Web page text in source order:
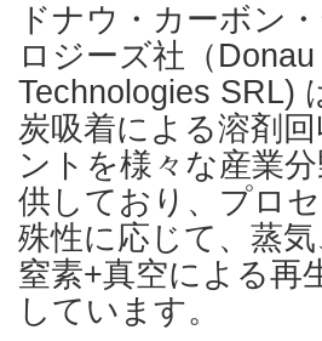
ドナウ・カーボン
ロジーズ社（
Technologies SRL)
炭吸着による溶剤回
ントを様々な産業
供しており、プロ
殊性に応じて、蒸気
窒素+真空による再
しています。